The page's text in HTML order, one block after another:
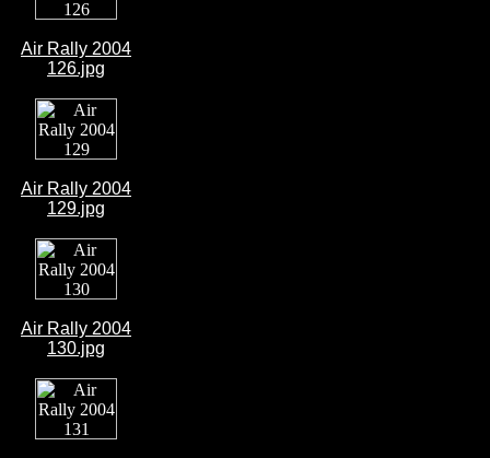
Air Rally 2004
126.jpg
Air Rally 2004
129.jpg
Air Rally 2004
130.jpg